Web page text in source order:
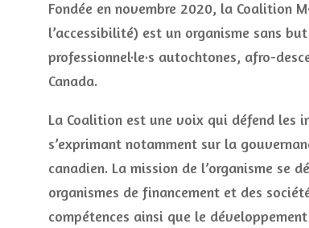
Fondée en novembre 2020, la Coalition
l’accessibilité) est un organisme sans
professionnel·le·s autochtones, afro-
Canada.
La Coalition est une voix qui défend les
s’exprimant notamment sur la
canadien. La mission de l’organisme se
organismes de financement et des
compétences ainsi que le